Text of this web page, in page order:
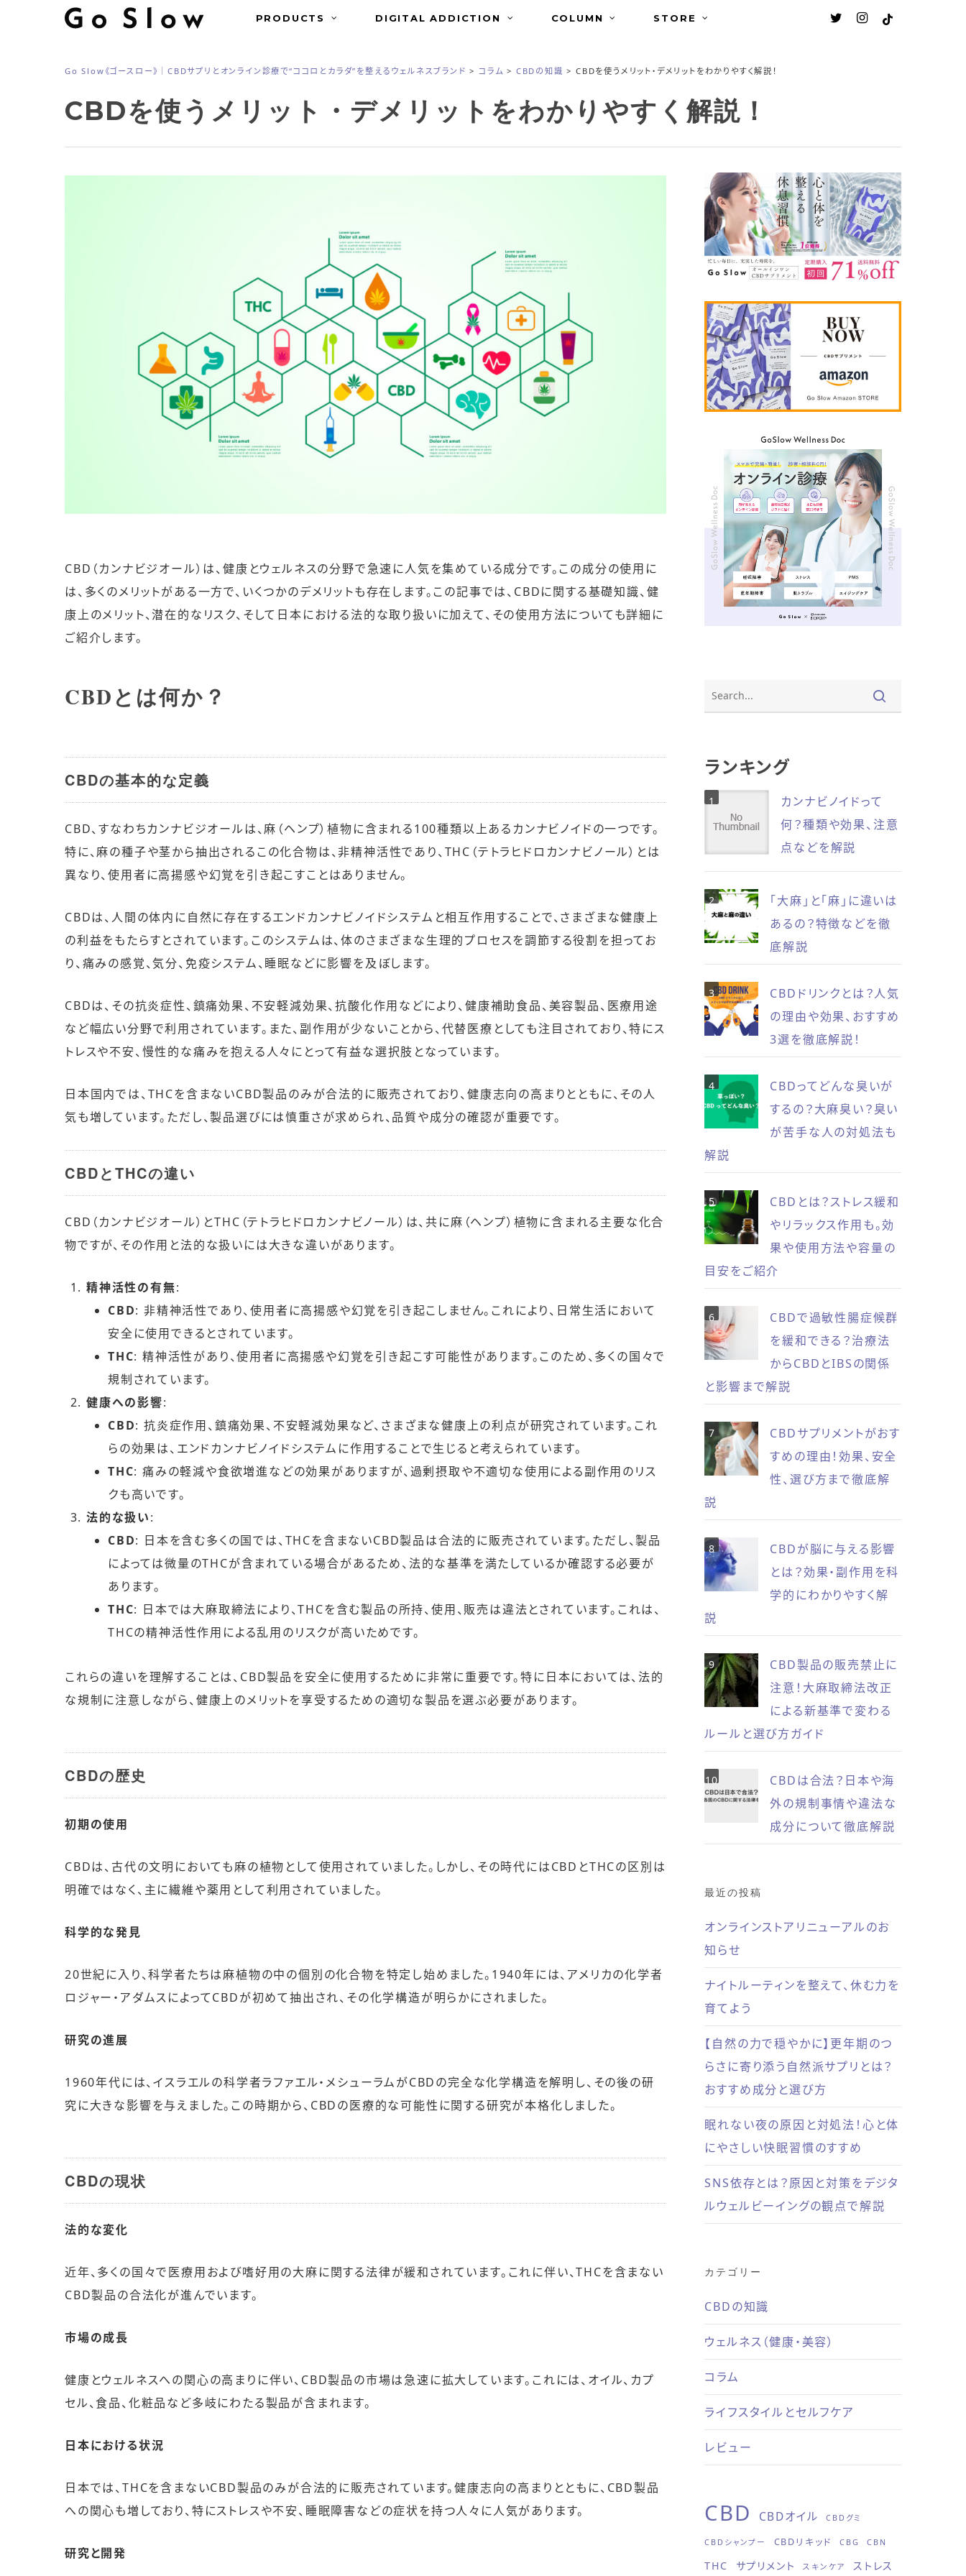
PRODUCTS DIGITAL ADDICTION COLUMN STORE twitterinstagram
tiktok
Go Slow《ゴースロー》｜CBDサプリとオンライン診療で“ココロとカラダ”を整えるウェルネスブランド >コラム > CBDの知識 >CBDを使うメリット・デメリットをわかりやすく解説！
CBDを使うメリット・デメリットをわかりやすく解説！
CBD（カンナビジオール）は、健康とウェルネスの分野で急速に人気を集めている成分です。この成分の使用に
は、多くのメリットがある一方で、いくつかのデメリットも存在します。この記事では、CBDに関する基礎知識、健
康上のメリット、潜在的なリスク、そして日本における法的な取り扱いに加えて、その使用方法についても詳細に
ご紹介します。
CBDとは何か？
CBDの基本的な定義
CBD、すなわちカンナビジオールは、麻（ヘンプ）植物に含まれる100種類以上あるカンナビノイドの一つです。
特に、麻の種子や茎から抽出されるこの化合物は、非精神活性であり、THC（テトラヒドロカンナビノール）とは
異なり、使用者に高揚感や幻覚を引き起こすことはありません。
CBDは、人間の体内に自然に存在するエンドカンナビノイドシステムと相互作用することで、さまざまな健康上
の利益をもたらすとされています。このシステムは、体のさまざまな生理的プロセスを調節する役割を担ってお
り、痛みの感覚、気分、免疫システム、睡眠などに影響を及ぼします。
CBDは、その抗炎症性、鎮痛効果、不安軽減効果、抗酸化作用などにより、健康補助食品、美容製品、医療用途
など幅広い分野で利用されています。また、副作用が少ないことから、代替医療としても注目されており、特にス
トレスや不安、慢性的な痛みを抱える人々にとって有益な選択肢となっています。
日本国内では、THCを含まないCBD製品のみが合法的に販売されており、健康志向の高まりとともに、その人
気も増しています。ただし、製品選びには慎重さが求められ、品質や成分の確認が重要です。
CBDとTHCの違い
CBD（カンナビジオール）とTHC（テトラヒドロカンナビノール）は、共に麻（ヘンプ）植物に含まれる主要な化合
物ですが、その作用と法的な扱いには大きな違いがあります。
精神活性の有無:
CBD: 非精神活性であり、使用者に高揚感や幻覚を引き起こしません。これにより、日常生活において
安全に使用できるとされています。
THC: 精神活性があり、使用者に高揚感や幻覚を引き起こす可能性があります。このため、多くの国々で
規制されています。
健康への影響:
CBD: 抗炎症作用、鎮痛効果、不安軽減効果など、さまざまな健康上の利点が研究されています。これ
らの効果は、エンドカンナビノイドシステムに作用することで生じると考えられています。
THC: 痛みの軽減や食欲増進などの効果がありますが、過剰摂取や不適切な使用による副作用のリス
クも高いです。
法的な扱い:
CBD: 日本を含む多くの国では、THCを含まないCBD製品は合法的に販売されています。ただし、製品
によっては微量のTHCが含まれている場合があるため、法的な基準を満たしているか確認する必要が
あります。
THC: 日本では大麻取締法により、THCを含む製品の所持、使用、販売は違法とされています。これは、
THCの精神活性作用による乱用のリスクが高いためです。
これらの違いを理解することは、CBD製品を安全に使用するために非常に重要です。特に日本においては、法的
な規制に注意しながら、健康上のメリットを享受するための適切な製品を選ぶ必要があります。
CBDの歴史
初期の使用
CBDは、古代の文明においても麻の植物として使用されていました。しかし、その時代にはCBDとTHCの区別は
明確ではなく、主に繊維や薬用として利用されていました。
科学的な発見
20世紀に入り、科学者たちは麻植物の中の個別の化合物を特定し始めました。1940年には、アメリカの化学者
ロジャー・アダムスによってCBDが初めて抽出され、その化学構造が明らかにされました。
研究の進展
1960年代には、イスラエルの科学者ラファエル・メシューラムがCBDの完全な化学構造を解明し、その後の研
究に大きな影響を与えました。この時期から、CBDの医療的な可能性に関する研究が本格化しました。
CBDの現状
法的な変化
近年、多くの国々で医療用および嗜好用の大麻に関する法律が緩和されています。これに伴い、THCを含まない
CBD製品の合法化が進んでいます。
市場の成長
健康とウェルネスへの関心の高まりに伴い、CBD製品の市場は急速に拡大しています。これには、オイル、カプ
セル、食品、化粧品など多岐にわたる製品が含まれます。
日本における状況
日本では、THCを含まないCBD製品のみが合法的に販売されています。健康志向の高まりとともに、CBD製品
への関心も増しており、特にストレスや不安、睡眠障害などの症状を持つ人々に人気があります。
研究と開発
ランキング
カンナビノイドって
何？種類や効果、注意
点などを解説
「大麻」と「麻」に違いは
あるの？特徴などを徹
底解説
CBDドリンクとは？人気
の理由や効果、おすすめ
3選を徹底解説！
CBDってどんな臭いが
するの？大麻臭い？臭い
が苦手な人の対処法も
解説
CBDとは？ストレス緩和
やリラックス作用も。効
果や使用方法や容量の
目安をご紹介
CBDで過敏性腸症候群
を緩和できる？治療法
からCBDとIBSの関係
と影響まで解説
CBDサプリメントがおす
すめの理由！効果、安全
性、選び方まで徹底解
説
CBDが脳に与える影響
とは？効果・副作用を科
学的にわかりやすく解
説
CBD製品の販売禁止に
注意！大麻取締法改正
による新基準で変わる
ルールと選び方ガイド
CBDは合法？日本や海
外の規制事情や違法な
成分について徹底解説
最近の投稿
オンラインストアリニューアルのお
知らせ
ナイトルーティンを整えて、休む力を
育てよう
【自然の力で穏やかに】更年期のつ
らさに寄り添う自然派サプリとは？
おすすめ成分と選び方
眠れない夜の原因と対処法！心と体
にやさしい快眠習慣のすすめ
SNS依存とは？原因と対策をデジタ
ルウェルビーイングの観点で解説
カテゴリー
CBDの知識
ウェルネス（健康・美容）
コラム
ライフスタイルとセルフケア
レビュー
CBD CBDオイル CBDグミ
CBDシャンプー CBDリキッド CBG CBN
THC サプリメント スキンケア ストレス